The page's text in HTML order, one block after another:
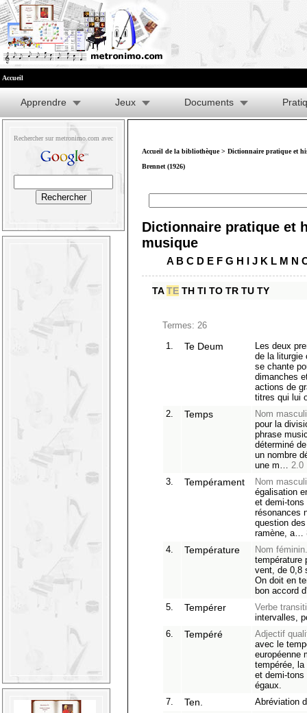
Accueil
Apprendre Jeux Documents
Rechercher sur metronimo.com avec
Accueil de la bibliothèque> Dictionnaire pratique et
Brennet (1926)
Dictionnaire pratique et
musique
A B C D E F G H I J K L M N
TA TE TH TI TO TR TU TY
Termes: 26
1.
Te Deum
Les deux
de la liturgie
se chante
dimanches
actions de
titres qui lui
2.
Temps
Nom
pour la
phrase
déterminé
un nombre
une m… 2.0
3.
Tempérament
Nom
égalisation
et demi-
résonances
question
ramène, a…
4.
Température
Nom féminin.
température
vent, de 0,8
On doit en
bon accord
5.
Tempérer
Verbe
intervalles,
6.
Tempéré
Adjectif
avec le
européenne
tempérée,
et demi-tons
égaux.
7.
Ten.
Abréviation